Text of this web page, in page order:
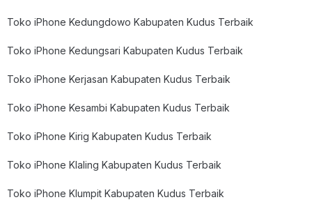
Toko iPhone Kedungdowo Kabupaten Kudus Terbaik
Toko iPhone Kedungsari Kabupaten Kudus Terbaik
Toko iPhone Kerjasan Kabupaten Kudus Terbaik
Toko iPhone Kesambi Kabupaten Kudus Terbaik
Toko iPhone Kirig Kabupaten Kudus Terbaik
Toko iPhone Klaling Kabupaten Kudus Terbaik
Toko iPhone Klumpit Kabupaten Kudus Terbaik